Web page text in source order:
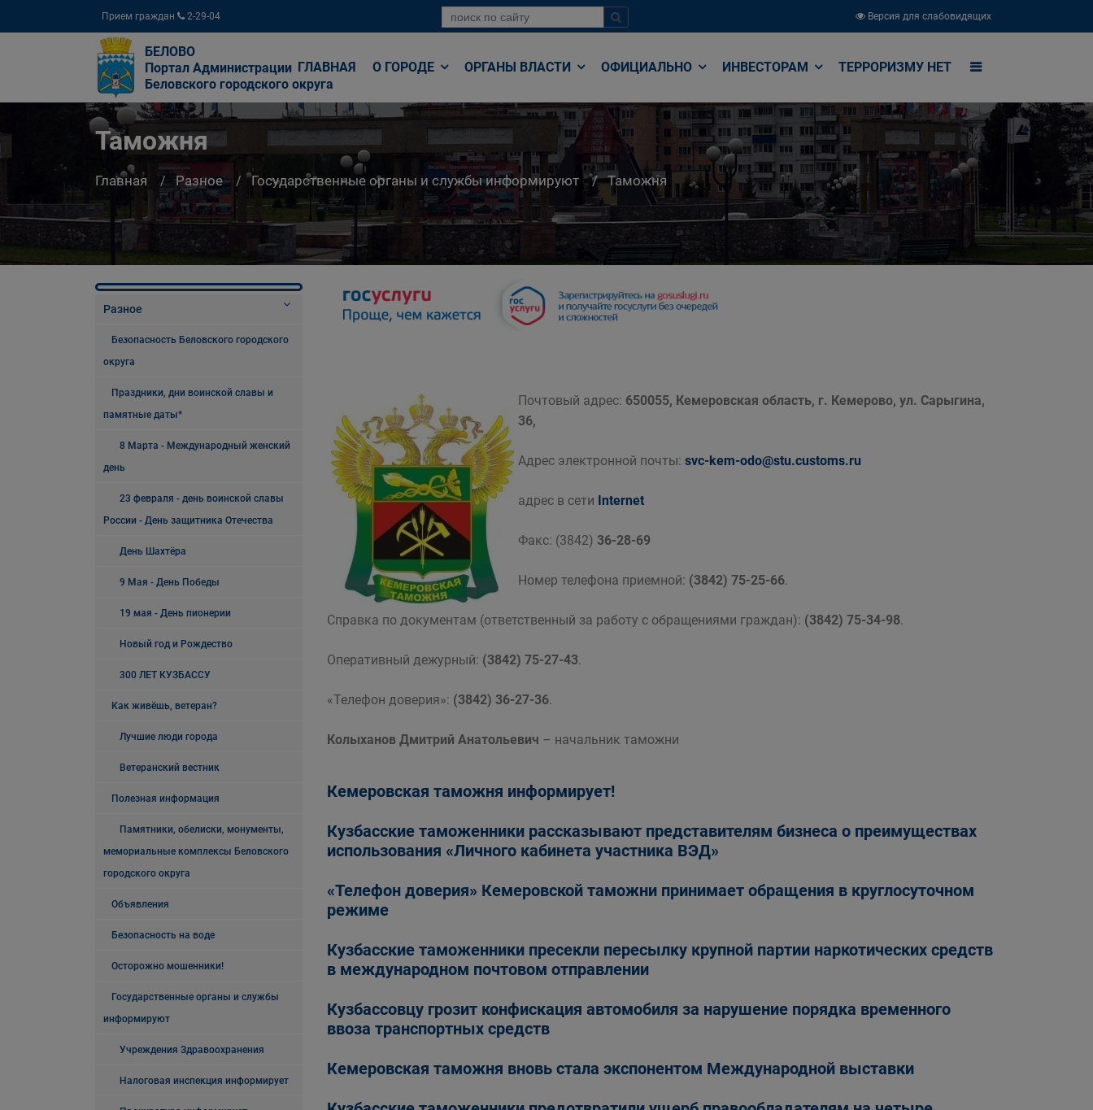
Прием граждан 2-29-04 Версия для слабовидящих
БЕЛОВО
Портал Администрации
Беловского городского округа
ГЛАВНАЯ О ГОРОДЕ ОРГАНЫ ВЛАСТИ ОФИЦИАЛЬНО ИНВЕСТОРАМ ТЕРРОРИЗМУ НЕТ
Таможня
Главная Разное Государственные органы и службы информируют Таможня
Разное
Безопасность Беловского городского
округа
Праздники, дни воинской славы и
памятные даты*
8 Марта - Международный женский
день
23 февраля - день воинской славы
России - День защитника Отечества
День Шахтёра
9 Мая - День Победы
19 мая - День пионерии
Новый год и Рождество
300 ЛЕТ КУЗБАССУ
Как живёшь, ветеран?
Лучшие люди города
Ветеранский вестник
Полезная информация
Памятники, обелиски, монументы,
мемориальные комплексы Беловского
городского округа
Объявления
Безопасность на воде
Осторожно мошенники!
Государственные органы и службы
информируют
Учреждения Здравоохранения
Налоговая инспекция информирует
Почтовый адрес: 650055, Кемеровская область, г. Кемерово, ул. Сарыгина,
36,
Адрес электронной почты: svc-kem-odo@stu.customs.ru
адрес в сети Internet
Факс: (3842) 36-28-69
Номер телефона приемной: (3842) 75-25-66.
Справка по документам (ответственный за работу с обращениями граждан): (3842) 75-34-98.
Оперативный дежурный: (3842) 75-27-43.
«Телефон доверия»: (3842) 36-27-36.
Колыханов Дмитрий Анатольевич – начальник таможни
Кемеровская таможня информирует!
Кузбасские таможенники рассказывают представителям бизнеса о преимуществах
использования «Личного кабинета участника ВЭД»
«Телефон доверия» Кемеровской таможни принимает обращения в круглосуточном
режиме
Кузбасские таможенники пресекли пересылку крупной партии наркотических средств
в международном почтовом отправлении
Кузбассовцу грозит конфискация автомобиля за нарушение порядка временного
ввоза транспортных средств
Кемеровская таможня вновь стала экспонентом Международной выставки